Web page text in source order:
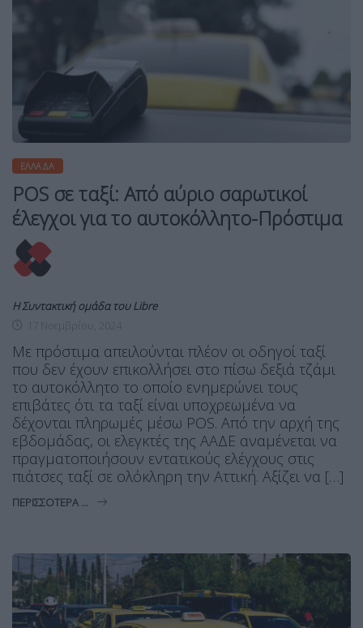
ΕΛΛΆΔΑ
POS σε ταξί: Από αύριο σαρωτικοί
έλεγχοι για το αυτοκόλλητο-Πρόστιμα
Η Συντακτική ομάδα του Libre
Με πρόστιμα απειλούνται πλέον οι οδηγοί ταξί
που δεν έχουν επικολλήσει στο πίσω δεξιά τζάμι
το αυτοκόλλητο το οποίο ενημερώνει τους
επιβάτες ότι τα ταξί είναι υποχρεωμένα να
δέχονται πληρωμές μέσω POS. Από την αρχή της
εβδομάδας, οι ελεγκτές της ΑΑΔΕ αναμένεται να
πραγματοποιήσουν εντατικούς ελέγχους στις
πιάτσες ταξί σε ολόκληρη την Αττική. Αξίζει να […]
ΠΕΡΙΣΣΌΤΕΡΑ ...